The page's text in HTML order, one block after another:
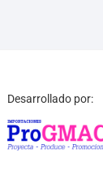
Desarrollado por: